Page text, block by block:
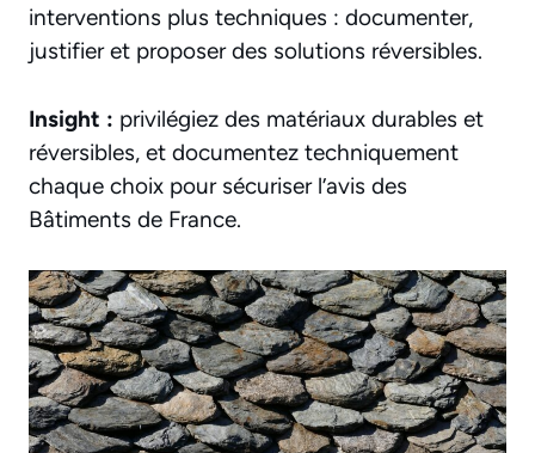
interventions plus techniques : documenter,
justifier et proposer des solutions réversibles.
Insight : privilégiez des matériaux durables et
réversibles, et documentez techniquement
chaque choix pour sécuriser l’avis des
Bâtiments de France.